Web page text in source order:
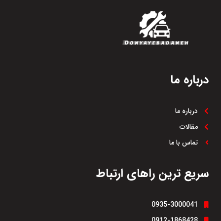
درباره ما
درباره ما
مقالات
تماس با ما
سریع ترین راهای ارتباط
0935-3000041